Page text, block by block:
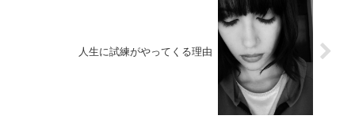
人生に試練がやってくる理由